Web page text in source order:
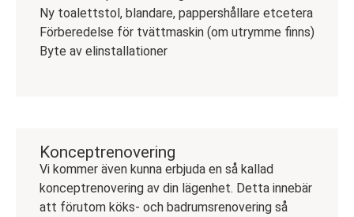
Ny toalettstol, blandare, pappershållare etcetera
Förberedelse för tvättmaskin (om utrymme finns)
Byte av elinstallationer
Konceptrenovering
Vi kommer även kunna erbjuda en så kallad
konceptrenovering av din lägenhet. Detta innebär
att förutom köks- och badrumsrenovering så